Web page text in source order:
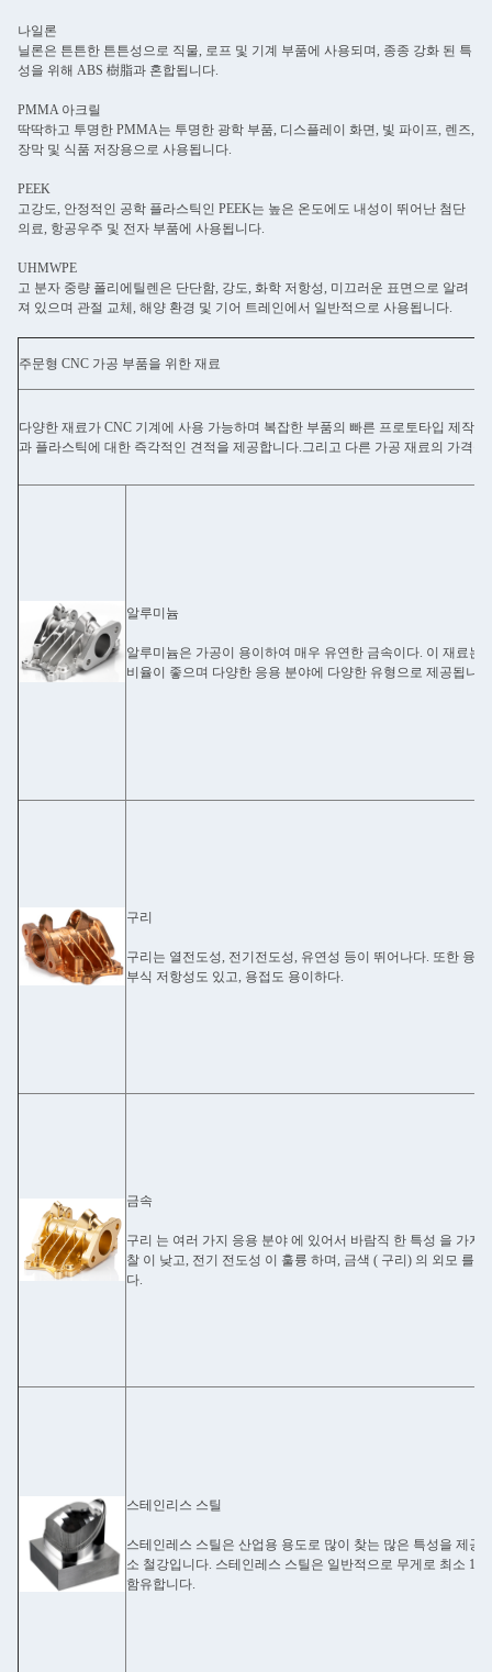
나일론
닐론은 튼튼한 튼튼성으로 직물, 로프 및 기계 부품에 사용되며, 종종 강화 된 특
성을 위해 ABS 樹脂과 혼합됩니다.
PMMA 아크릴
딱딱하고 투명한 PMMA는 투명한 광학 부품, 디스플레이 화면, 빛 파이프, 렌즈,
장막 및 식품 저장용으로 사용됩니다.
PEEK
고강도, 안정적인 공학 플라스틱인 PEEK는 높은 온도에도 내성이 뛰어난 첨단
의료, 항공우주 및 전자 부품에 사용됩니다.
UHMWPE
고 분자 중량 폴리에틸렌은 단단함, 강도, 화학 저항성, 미끄러운 표면으로 알려
져 있으며 관절 교체, 해양 환경 및 기어 트레인에서 일반적으로 사용됩니다.
주문형 CNC 가공 부품을 위한 재료
다양한 재료가 CNC 기계에 사용 가능하며 복잡한 부품의 빠른 프로토타입 제작
과 플라스틱에 대한 즉각적인 견적을 제공합니다.그리고 다른 가공 재료의 가격을
알루미늄
알루미늄은 가공이 용이하여 매우 유연한 금속이다. 이 재료는
비율이 좋으며 다양한 응용 분야에 다양한 유형으로 제공됩니
구리
구리는 열전도성, 전기전도성, 유연성 등이 뛰어나다. 또한 융
부식 저항성도 있고, 용접도 용이하다.
금속
구리 는 여러 가지 응용 분야 에 있어서 바람직 한 특성 을 가지
찰 이 낮고, 전기 전도성 이 훌륭 하며, 금색 ( 구리) 의 외모 를
다.
스테인리스 스틸
스테인레스 스틸은 산업용 용도로 많이 찾는 많은 특성을 제공
소 철강입니다. 스테인레스 스틸은 일반적으로 무게로 최소
함유합니다.